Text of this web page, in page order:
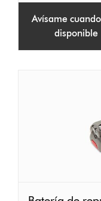
Avísame
disponible